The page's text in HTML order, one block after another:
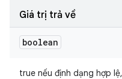
Giá trị trả về
boolean
true nếu định dạng hợp